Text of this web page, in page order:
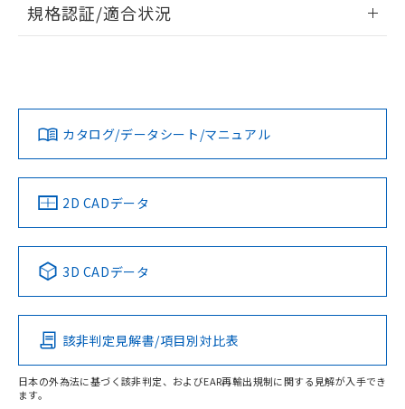
ログイン/会員登録
ダウンロードデータをご利用いただく前に、以下を必ずお読
みください。
ソフトウェアの使用条件
EU RoHS 注意事項・凡例
対応済み
中国 RoHS 注意事項・凡例
Pb Hg Cd Cr(VI)
O
規格認証/適合状況
LR型式承認
（イギリス
船舶規格）
DNV型式承認
（ノルウェー
BV型式承認
（フランス
KR型式
（韓国
No No No No
この製品の規格認証/適合状況ページへ
その他の認証はこちらのページからご検索ください
カタログ/データシート/マニュアル
2D CADデータ
3D CADデータ
該非判定見解書/項目別対比表
日本の外為法に基づく該非判定、およびEAR再輸出規制に関する見解が入手でき
ます。